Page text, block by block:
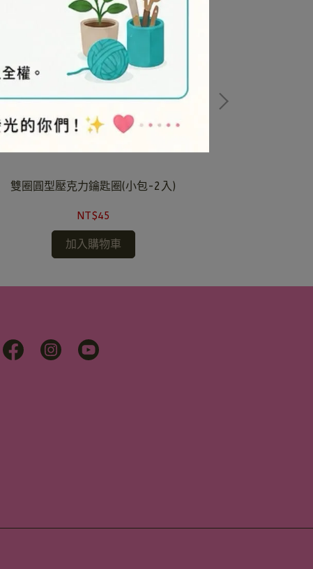
雙圈圓型壓克力鑰匙圈(小包-2入)
NT$45
加入購物車